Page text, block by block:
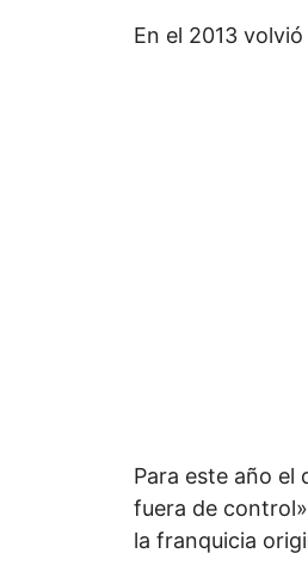
En el 2013
Para este año el
fuera de
la franquicia